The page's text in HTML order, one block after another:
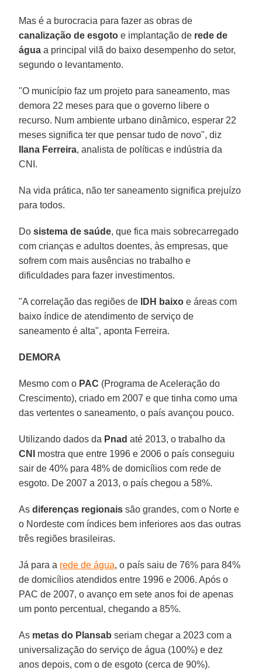
Mas é a burocracia para fazer as obras de
canalização de esgoto e implantação de rede de
água a principal vilã do baixo desempenho do setor,
segundo o levantamento.
"O município faz um projeto para saneamento, mas
demora 22 meses para que o governo libere o
recurso. Num ambiente urbano dinâmico, esperar 22
meses significa ter que pensar tudo de novo", diz
Ilana Ferreira, analista de políticas e indústria da
CNI.
Na vida prática, não ter saneamento significa prejuízo
para todos.
Dosistema de saúde, que fica mais sobrecarregado
com crianças e adultos doentes, às empresas, que
sofrem com mais ausências no trabalho e
dificuldades para fazer investimentos.
"A correlação das regiões de IDH baixo e áreas com
baixo índice de atendimento de serviço de
saneamento é alta", aponta Ferreira.
DEMORA
Mesmo com o PAC (Programa de Aceleração do
Crescimento), criado em 2007 e que tinha como uma
das vertentes o saneamento, o país avançou pouco.
Utilizando dados da Pnad até 2013, o trabalho da
CNI
mostra que entre 1996 e 2006 o país conseguiu
sair de 40% para 48% de domicílios com rede de
esgoto. De 2007 a 2013, o país chegou a 58%.
Asdiferenças regionais são grandes, com o Norte e
o Nordeste com índices bem inferiores aos das outras
três regiões brasileiras.
Já para a rede de água, o país saiu de 76% para 84%
de domicílios atendidos entre 1996 e 2006. Após o
PAC de 2007, o avanço em sete anos foi de apenas
um ponto percentual, chegando a 85%.
As metas do Plansab seriam chegar a 2023 com a
universalização do serviço de água (100%) e dez
anos depois, com o de esgoto (cerca de 90%).